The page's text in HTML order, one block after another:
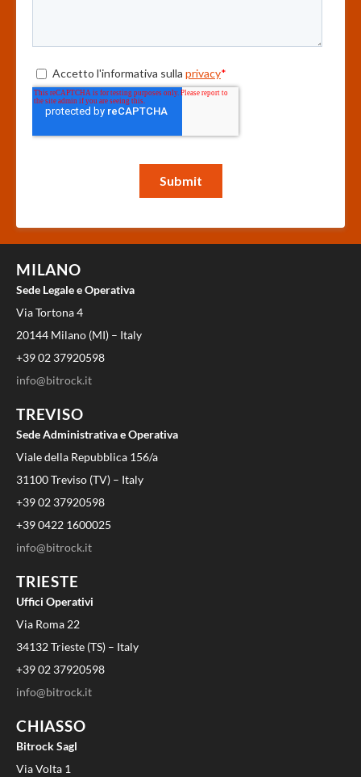
MILANO
Sede Legale e Operativa
Via Tortona 4
20144 Milano (MI) – Italy
+39 02 37920598
info@bitrock.it
TREVISO
Sede Administrativa e Operativa
Viale della Repubblica 156/a
31100 Treviso (TV) – Italy
+39 02 37920598
+39 0422 1600025
info@bitrock.it
TRIESTE
Uffici Operativi
Via Roma 22
34132 Trieste (TS) – Italy
+39 02 37920598
info@bitrock.it
CHIASSO
Bitrock Sagl
Via Volta 1